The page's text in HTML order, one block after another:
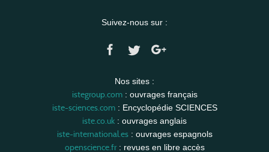
Suivez-nous sur :
Nos sites :
istegroup.com: ouvrages français
iste-sciences.com: Encyclopédie SCIENCES
iste.co.uk : ouvrages anglais
iste-international.es: ouvrages espagnols
openscience.fr: revues en libre accès